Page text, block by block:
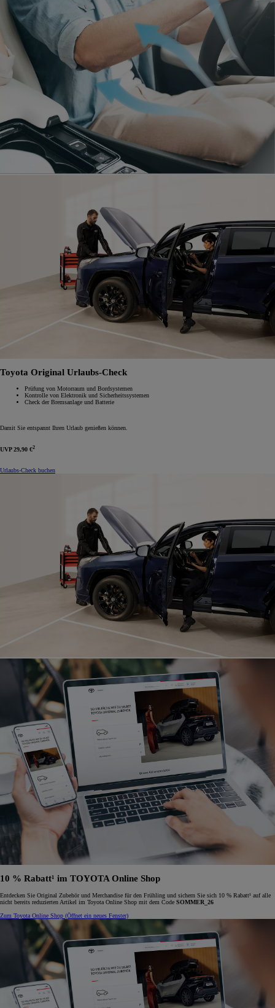
Toyota Original Urlaubs-Check
Prüfung von Motorraum und Bordsystemen
Kontrolle von Elektronik und Sicherheitssystemen
Check der Bremsanlage und Batterie
Damit Sie entspannt Ihren Urlaub genießen können.
UVP 29,90 €2
Urlaubs-Check buchen
10 % Rabatt¹ im TOYOTA Online Shop
Entdecken Sie Original Zubehör und Merchandise für den Frühling und sichern Sie sich 10 % Rabatt¹ auf alle
nicht bereits reduzierten Artikel im Toyota Online Shop mit dem Code SOMMER_26
Zum Toyota Online Shop (Öffnet ein neues Fenster)